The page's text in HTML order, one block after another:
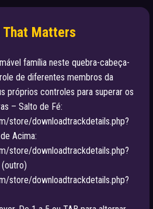
Matters
família neste quebra-cabeça-
de diferentes membros da
próprios controles para superar os
– Salto de Fé:
store/downloadtrackdetails.php?
Acima:
store/downloadtrackdetails.php?
store/downloadtrackdetails.php?